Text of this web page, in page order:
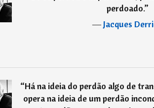
perdoado.”
―Jacques
“Há na ideia do perdão algo de
opera na ideia de um perdão